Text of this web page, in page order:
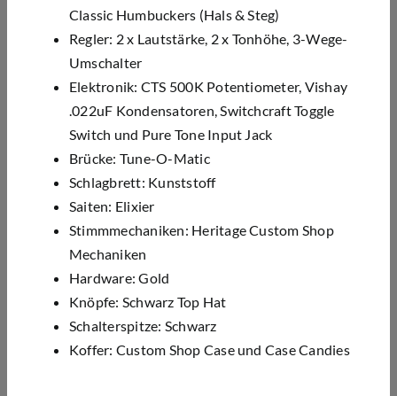
Classic Humbuckers (Hals & Steg)
Regler: 2 x Lautstärke, 2 x Tonhöhe, 3-Wege-
Umschalter
Elektronik: CTS 500K Potentiometer, Vishay
.022uF Kondensatoren, Switchcraft Toggle
Switch und Pure Tone Input Jack
Brücke: Tune-O-Matic
Schlagbrett: Kunststoff
Saiten: Elixier
Stimmmechaniken: Heritage Custom Shop
Mechaniken
Hardware: Gold
Knöpfe: Schwarz Top Hat
Schalterspitze: Schwarz
Koffer: Custom Shop Case und Case Candies